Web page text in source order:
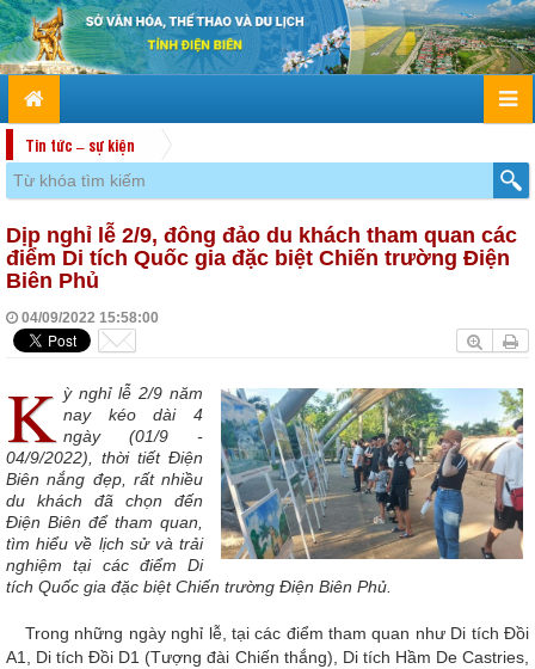
Tin tức – sự kiện
Dịp nghỉ lễ 2/9, đông đảo du khách tham quan các
điểm Di tích Quốc gia đặc biệt Chiến trường Điện
Biên Phủ
04/09/2022 15:58:00
K ỳ nghỉ lễ 2/9 năm
nay kéo dài 4
ngày (01/9 -
04/9/2022), thời tiết Điện
Biên nắng đẹp, rất nhiều
du khách đã chọn đến
Điện Biên để tham quan,
tìm hiểu về lịch sử và trải
nghiệm tại các điểm Di
tích Quốc gia đặc biệt Chiến trường Điện Biên Phủ.
Trong những ngày nghỉ lễ, tại các điểm tham quan như Di tích Đồi
A1, Di tích Đồi D1 (Tượng đài Chiến thắng), Di tích Hầm De Castries,